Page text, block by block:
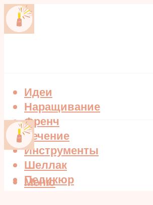
Идеи
Наращивание
Френч
Лечение
Инструменты
Шеллак
Педикюр
Меню